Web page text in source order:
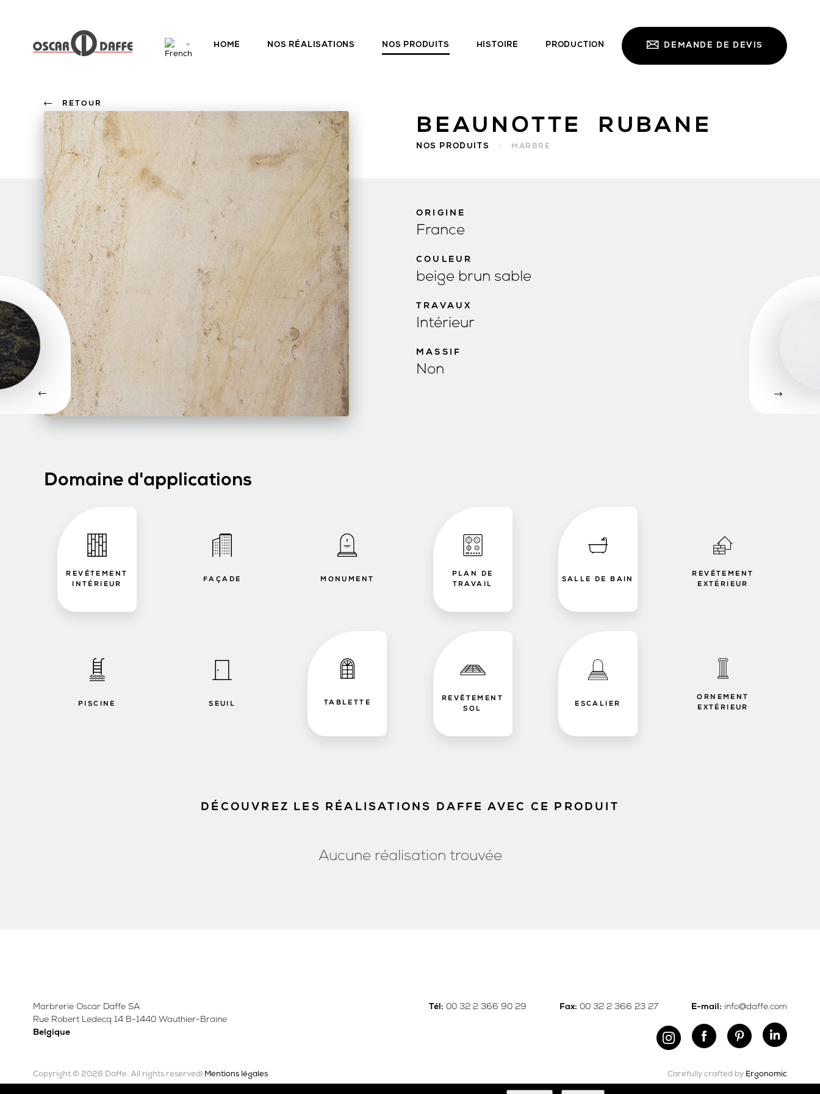
HOME NOS RÉALISATIONS NOS PRODUITS HISTOIRE PRODUCTION DEMANDE DE DEVIS
BEAUNOTTE RUBANE
NOS PRODUITS > MARBRE
RETOUR
ORIGINE
France
COULEUR
beige brun sable
TRAVAUX
Intérieur
MASSIF
Non
Domaine d'applications
REVÊTEMENT
INTÉRIEUR
FAÇADE MONUMENT
PLAN DE
TRAVAIL
SALLE DE BAIN
REVÊTEMENT
EXTÉRIEUR
PISCINE SEUIL TABLETTE
REVÊTEMENT
SOL
ESCALIER
ORNEMENT
EXTÉRIEUR
DÉCOUVREZ LES RÉALISATIONS DAFFE AVEC CE PRODUIT
Aucune réalisation trouvée
Marbrerie Oscar Daffe SA
Rue Robert Ledecq 14 B-1440 Wauthier-Braine
Belgique
Tél: 00 32 2 366 90 29 Fax: 00 32 2 366 23 27 E-mail: info@daffe.com
Copyright © 2026 Daffe. All rights reserved! Mentions légales Carefully crafted by Ergonomic